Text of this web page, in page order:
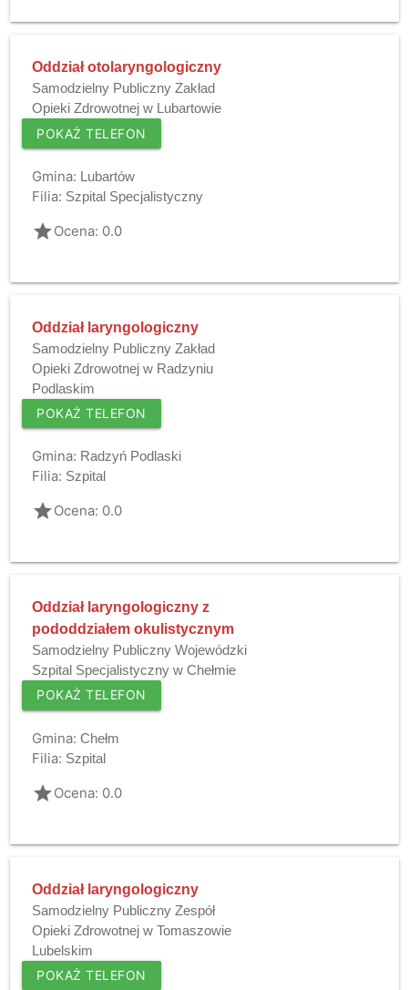
Oddział otolaryngologiczny
Samodzielny Publiczny Zakład
Opieki Zdrowotnej w Lubartowie
POKAŻ TELEFON
Gmina: Lubartów
Filia: Szpital Specjalistyczny
gradeOcena: 0.0
Oddział laryngologiczny
Samodzielny Publiczny Zakład
Opieki Zdrowotnej w Radzyniu
Podlaskim
POKAŻ TELEFON
Gmina: Radzyń Podlaski
Filia: Szpital
gradeOcena: 0.0
Oddział laryngologiczny z
pododdziałem okulistycznym
Samodzielny Publiczny Wojewódzki
Szpital Specjalistyczny w Chełmie
POKAŻ TELEFON
Gmina: Chełm
Filia: Szpital
gradeOcena: 0.0
Oddział laryngologiczny
Samodzielny Publiczny Zespół
Opieki Zdrowotnej w Tomaszowie
Lubelskim
POKAŻ TELEFON